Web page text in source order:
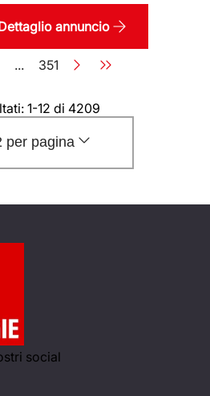
annuncio
... Pagina
351
1-12 di 4209
per pagina
social